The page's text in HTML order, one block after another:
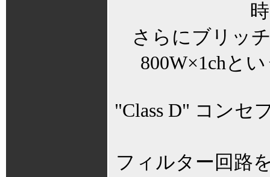
さらにブリッ
800W×1chと
"Class D" コンセ
フィルター回路